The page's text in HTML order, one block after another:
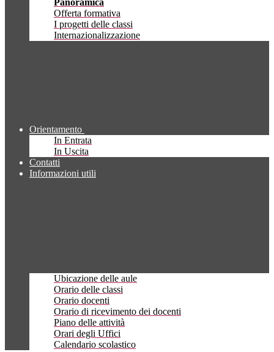
Panoramica
Offerta formativa
I progetti delle classi
Internazionalizzazione
Orientamento
In Entrata
In Uscita
Contatti
Informazioni utili
Ubicazione delle aule
Orario delle classi
Orario docenti
Orario di ricevimento dei docenti
Piano delle attività
Orari degli Uffici
Calendario scolastico